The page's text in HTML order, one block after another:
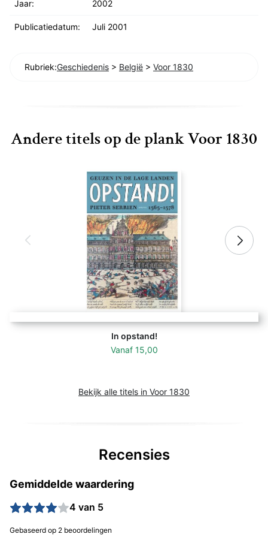
Jaar: 2002
Publicatiedatum: Juli 2001
Rubriek:Geschiedenis > België > Voor 1830
Andere titels op de plank Voor 1830
In opstand!
Vanaf 15,00
Bekijk alle titels in Voor 1830
Recensies
Gemiddelde waardering
4 van 5
Gebaseerd op 2 beoordelingen